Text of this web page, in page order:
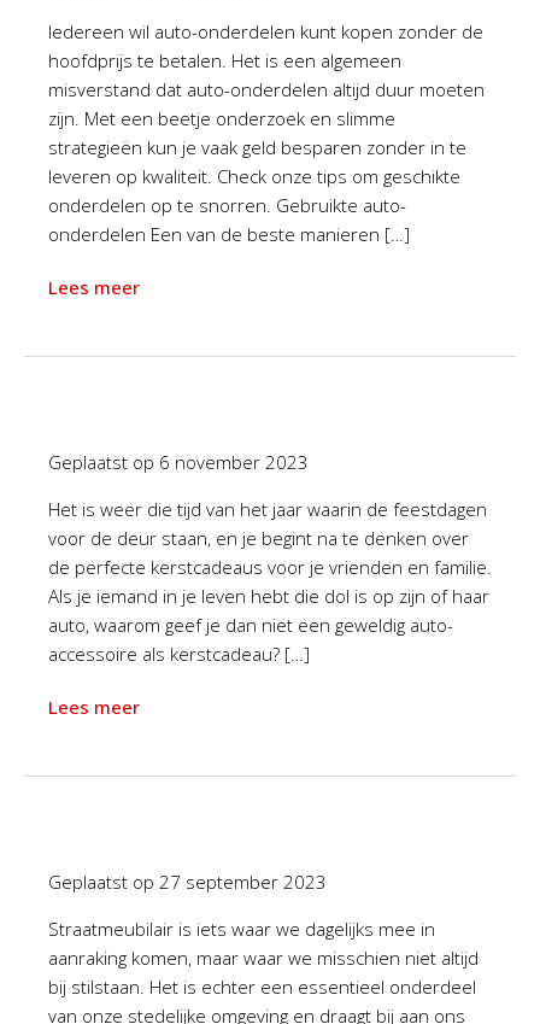
Iedereen wil auto-onderdelen kunt kopen zonder de
hoofdprijs te betalen. Het is een algemeen
misverstand dat auto-onderdelen altijd duur moeten
zijn. Met een beetje onderzoek en slimme
strategieën kun je vaak geld besparen zonder in te
leveren op kwaliteit. Check onze tips om geschikte
onderdelen op te snorren. Gebruikte auto-
onderdelen Een van de beste manieren […]
Lees meer
Geplaatst op 6 november 2023
Het is weer die tijd van het jaar waarin de feestdagen
voor de deur staan, en je begint na te denken over
de perfecte kerstcadeaus voor je vrienden en familie.
Als je iemand in je leven hebt die dol is op zijn of haar
auto, waarom geef je dan niet een geweldig auto-
accessoire als kerstcadeau? […]
Lees meer
Geplaatst op 27 september 2023
Straatmeubilair is iets waar we dagelijks mee in
aanraking komen, maar waar we misschien niet altijd
bij stilstaan. Het is echter een essentieel onderdeel
van onze stedelijke omgeving en draagt bij aan ons